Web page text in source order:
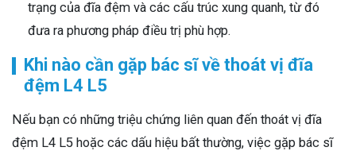
trạng của đĩa đệm và các cấu trúc xung quanh, từ đó
đưa ra phương pháp điều trị phù hợp.
Khi nào cần gặp bác sĩ về thoát vị đĩa
đệm L4 L5
Nếu bạn có những triệu chứng liên quan đến thoát vị đĩa
đệm L4 L5 hoặc các dấu hiệu bất thường, việc gặp bác sĩ